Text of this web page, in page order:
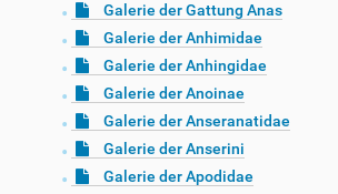
Galerie der Gattung Anas
Galerie der Anhimidae
Galerie der Anhingidae
Galerie der Anoinae
Galerie der Anseranatidae
Galerie der Anserini
Galerie der Apodidae